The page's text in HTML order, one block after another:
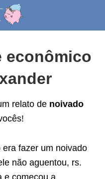
econômico
relato de noivado
fazer um noivado
não aguentou, rs.
e começou a